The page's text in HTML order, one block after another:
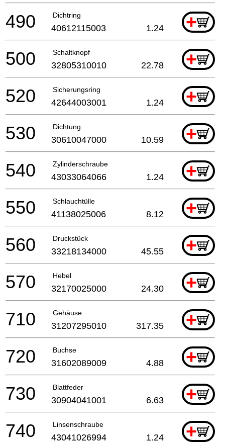
Dichtring +
490 40612115003 1.24
Schaltknopf +
500 32805310010 22.78
Sicherungsring +
520 42644003001 1.24
Dichtung +
530 30610047000 10.59
Zylinderschraube +
540 43033064066 1.24
Schlauchtülle +
550 41138025006 8.12
Druckstück +
560 33218134000 45.55
Hebel +
570 32170025000 24.30
Gehäuse +
710 31207295010 317.35
Buchse +
720 31602089009 4.88
Blattfeder +
730 30904041001 6.63
Linsenschraube +
740 43041026994 1.24